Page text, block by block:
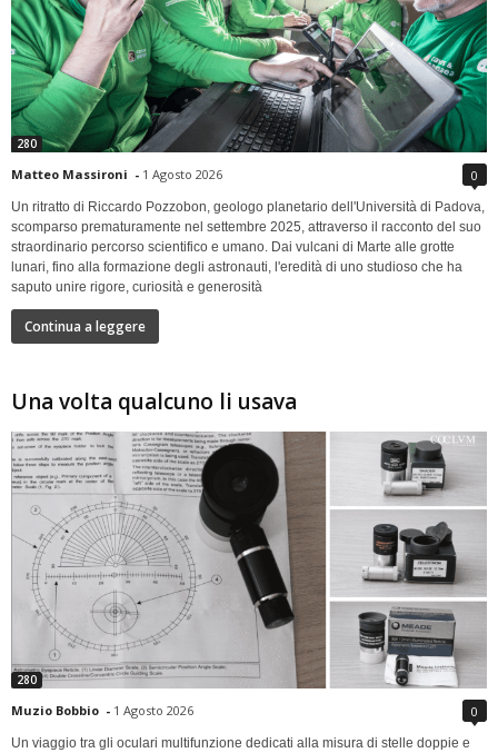
280
Matteo Massironi - 1 Agosto 2026 0
Un ritratto di Riccardo Pozzobon, geologo planetario dell'Università di Padova,
scomparso prematuramente nel settembre 2025, attraverso il racconto del suo
straordinario percorso scientifico e umano. Dai vulcani di Marte alle grotte
lunari, fino alla formazione degli astronauti, l'eredità di uno studioso che ha
saputo unire rigore, curiosità e generosità
Continua a leggere
Una volta qualcuno li usava
280
Muzio Bobbio - 1 Agosto 2026 0
Un viaggio tra gli oculari multifunzione dedicati alla misura di stelle doppie e